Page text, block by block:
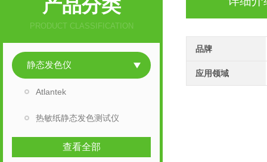
品牌
应用领域
产品分类
PRODUCT CLASSIFICATION
静态发色仪
Atlantek
热敏纸静态发色测试仪
查看全部